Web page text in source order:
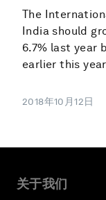
The
India should
6.7% last year
earlier this
2018年10月12日
关于我们